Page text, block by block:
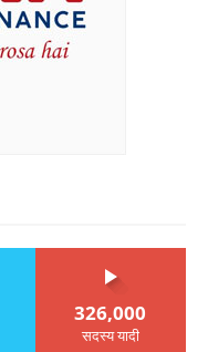
326,000
सदस्य यादी